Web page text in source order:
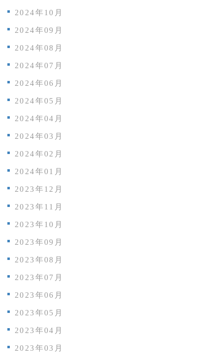
2024年10月
2024年09月
2024年08月
2024年07月
2024年06月
2024年05月
2024年04月
2024年03月
2024年02月
2024年01月
2023年12月
2023年11月
2023年10月
2023年09月
2023年08月
2023年07月
2023年06月
2023年05月
2023年04月
2023年03月